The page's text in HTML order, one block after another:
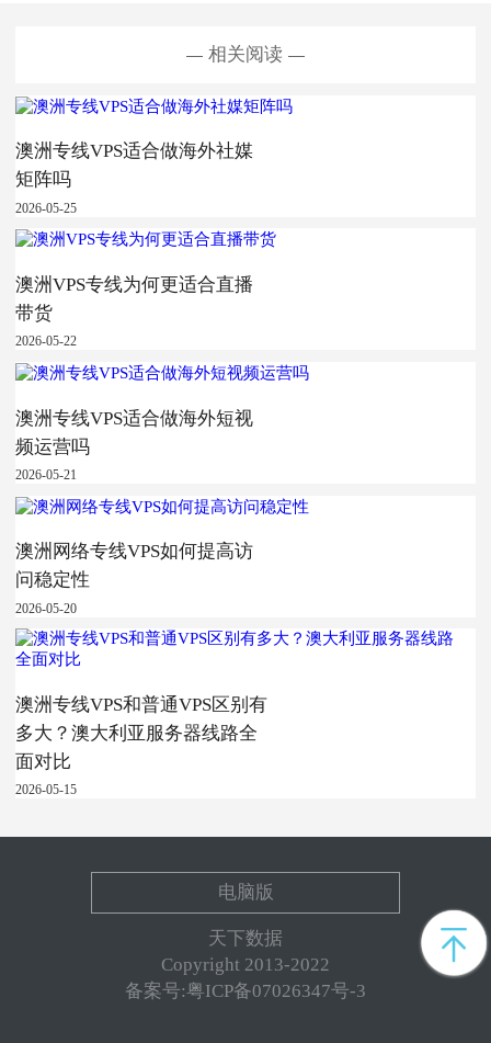
相关阅读
澳洲专线VPS适合做海外社媒
矩阵吗
2026-05-25
澳洲VPS专线为何更适合直播
带货
2026-05-22
澳洲专线VPS适合做海外短视
频运营吗
2026-05-21
澳洲网络专线VPS如何提高访
问稳定性
2026-05-20
澳洲专线VPS和普通VPS区别有
多大？澳大利亚服务器线路全
面对比
2026-05-15
电脑版
天下数据
Copyright 2013-2022
备案号:粤ICP备07026347号-3